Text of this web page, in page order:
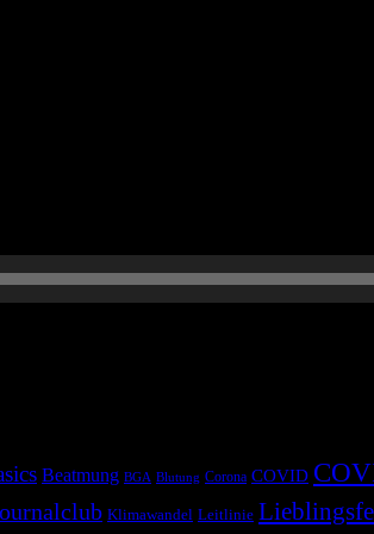
Beatmung BGA Blutung Corona COVID
Klimawandel Leitlinie